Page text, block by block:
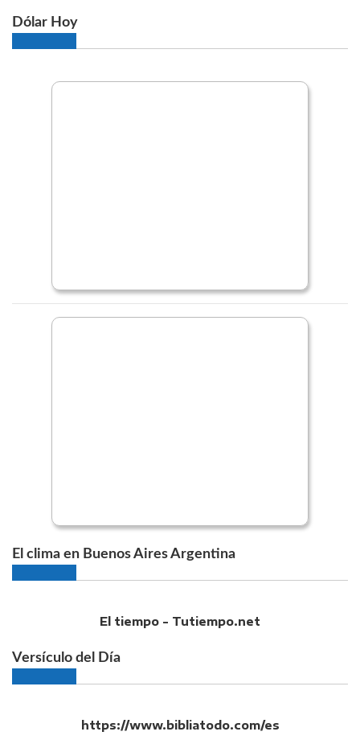
Dólar Hoy
El clima en Buenos Aires Argentina
El tiempo - Tutiempo.net
Versículo del Día
https://www.bibliatodo.com/es